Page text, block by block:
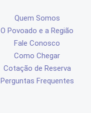
Quem Somos
O Povoado e a Região
Fale Conosco
Como Chegar
Cotação de Reserva
Perguntas Frequentes